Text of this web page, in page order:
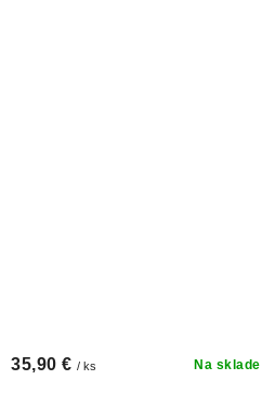
Na sklade
35,90 € / ks